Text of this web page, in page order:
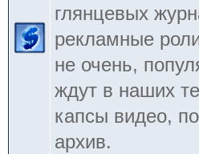
глянцевых
рекламные
не очень,
ждут в наших
капсы видео,
архив.